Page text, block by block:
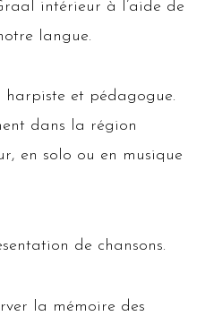
intérieur à l’aide de
langue.
et pédagogue.
dans la région
en solo ou en musique
de chansons.
la mémoire des